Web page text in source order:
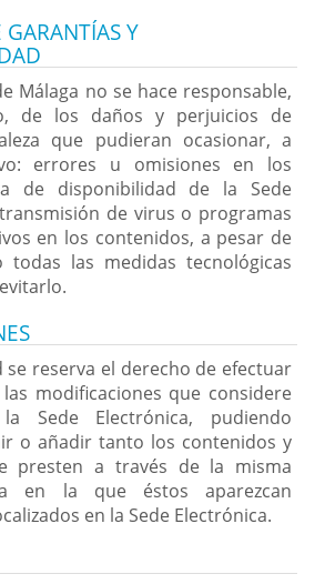
Y
Málaga no se hace responsable,
de los daños y perjuicios de
que pudieran ocasionar, a
errores u omisiones en los
de disponibilidad de la Sede
de virus o programas
en los contenidos, a pesar de
todas las medidas tecnológicas
se reserva el derecho de efectuar
modificaciones que considere
Sede Electrónica, pudiendo
o añadir tanto los contenidos y
presten a través de la misma
en la que éstos aparezcan
en la Sede Electrónica.